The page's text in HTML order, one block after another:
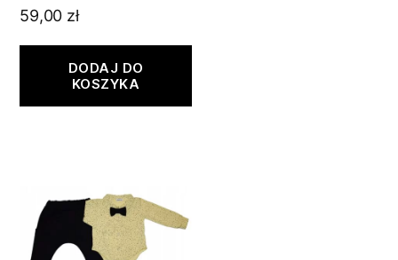
59,00 zł
DODAJ DO
KOSZYKA